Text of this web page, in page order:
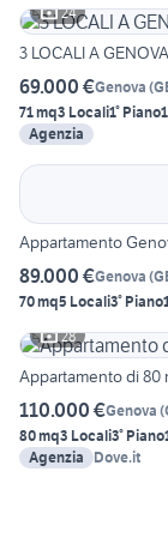
24
3 LOCALI A GENOVA
69.000 €Genova (
71 mq3 Locali1° Piano
Agenzia
Appartamento
89.000 €Genova (
70 mq5 Locali3° Piano
28
Appartamento di 80
110.000 €Genova (
80 mq3 Locali3° Piano
Agenzia
Dove.it